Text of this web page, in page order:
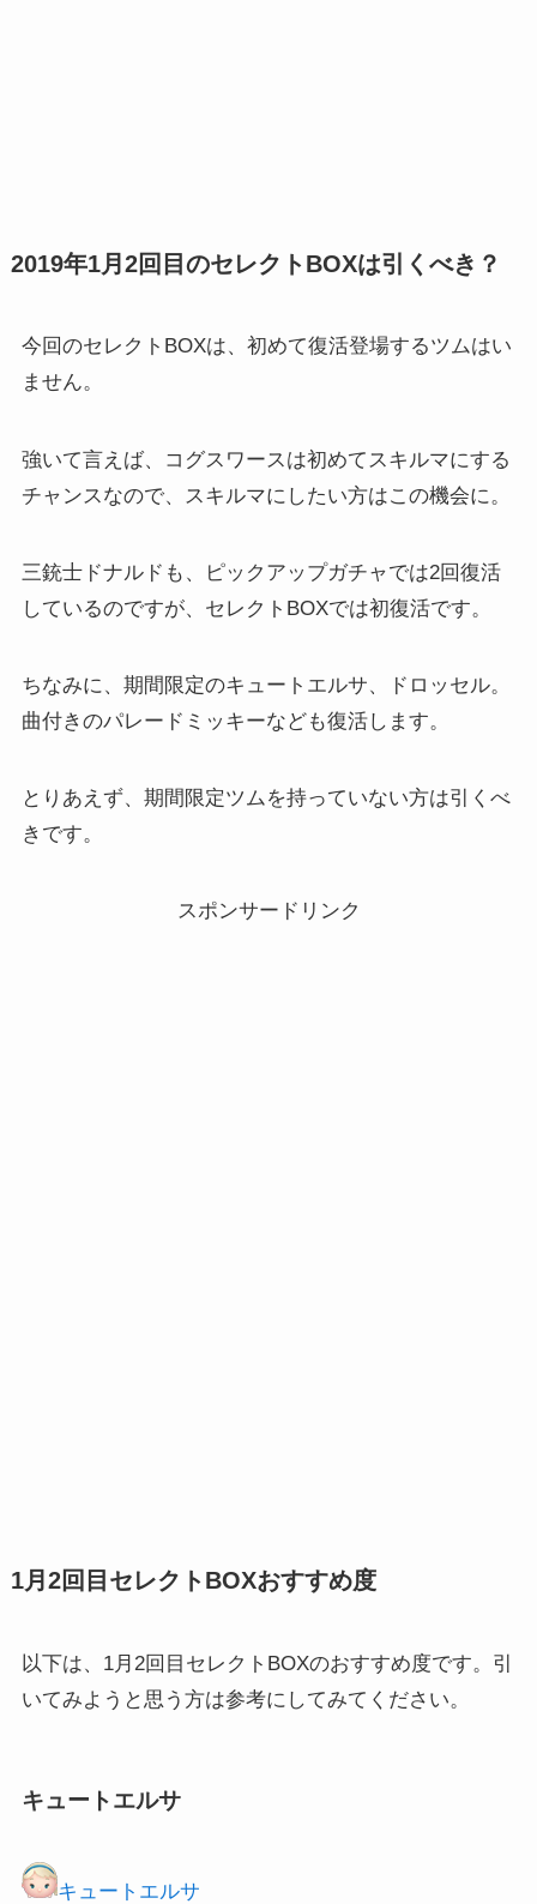
2019年1月2回目のセレクトBOXは引くべき？
今回のセレクトBOXは、初めて復活登場するツムはい
ません。
強いて言えば、コグスワースは初めてスキルマにする
チャンスなので、スキルマにしたい方はこの機会に。
三銃士ドナルドも、ピックアップガチャでは2回復活
しているのですが、セレクトBOXでは初復活です。
ちなみに、期間限定のキュートエルサ、ドロッセル。
曲付きのパレードミッキーなども復活します。
とりあえず、期間限定ツムを持っていない方は引くべ
きです。
スポンサードリンク
1月2回目セレクトBOXおすすめ度
以下は、1月2回目セレクトBOXのおすすめ度です。引
いてみようと思う方は参考にしてみてください。
キュートエルサ
キュートエルサ